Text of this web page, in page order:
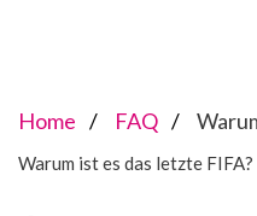
Home FAQ
Warum ist es das letzte FIFA?